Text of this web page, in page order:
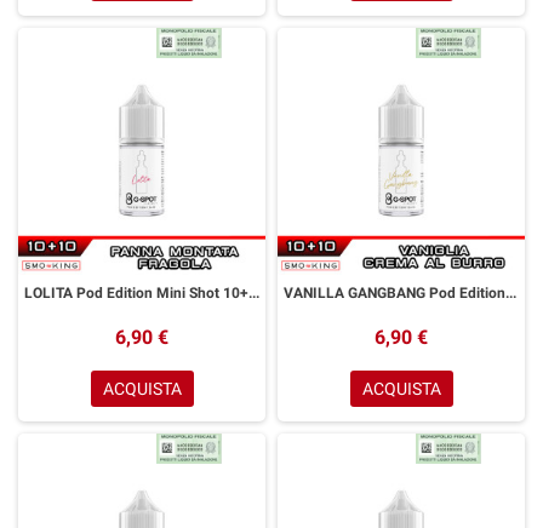
LOLITA Pod Edition Mini Shot 10+10 ml G-SPOT Fragola Panna Montata
6,90 €
ACQUISTA
VANILLA GANGBANG Pod Edition Mini Shot 10+10 ml G-SPOT Vaniglia Crema Burro
6,90 €
ACQUISTA